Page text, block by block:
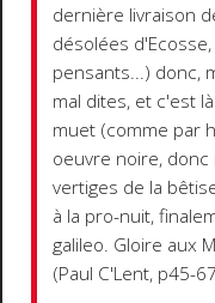
dernière livraison
désolées
pensants...) donc,
mal dites, et c'est
muet (comme par
oeuvre noire,
vertiges de la
à la pro-nuit,
galileo. Gloire aux
(Paul C'Lent, p45-